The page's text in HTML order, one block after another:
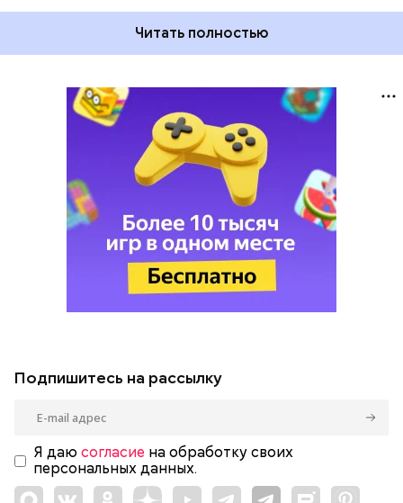
Читать полностью
Подпишитесь на рассылку
Я даю согласие на обработку своих
персональных данных.